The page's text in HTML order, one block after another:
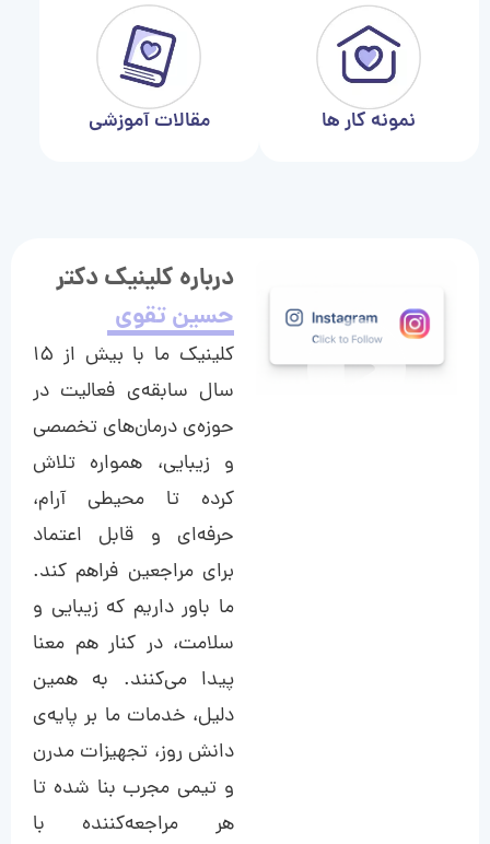
نمونه کار ها مقالات آموزشی
درباره کلینیک دکتر
حسین تقوی
کلینیک ما با بیش از ۱۵
سال سابقه‌ی فعالیت در
حوزه‌ی درمان‌های تخصصی
و زیبایی، همواره تلاش
کرده تا محیطی آرام،
حرفه‌ای و قابل اعتماد
برای مراجعین فراهم کند.
ما باور داریم که زیبایی و
سلامت، در کنار هم معنا
پیدا می‌کنند. به همین
دلیل، خدمات ما بر پایه‌ی
دانش روز، تجهیزات مدرن
و تیمی مجرب بنا شده تا
هر مراجعه‌کننده با